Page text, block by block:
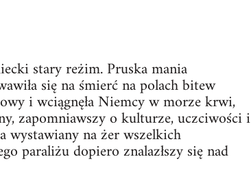
stary reżim. Pruska mania
się na śmierć na polach bitew
i wciągnęła Niemcy w morze krwi,
zapomniawszy o kulturze, uczciwości i
wystawiany na żer wszelkich
paraliżu dopiero znalazłszy się nad